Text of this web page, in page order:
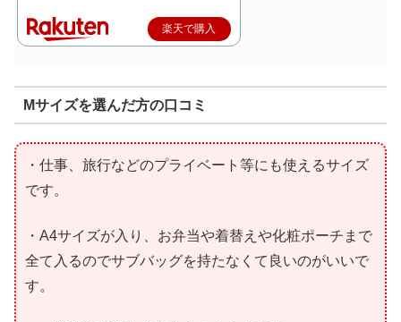
楽天で購入
Mサイズを選んだ方の口コミ
・仕事、旅行などのプライベート等にも使えるサイズ
です。
・A4サイズが入り、お弁当や着替えや化粧ポーチまで
全て入るのでサブバッグを持たなくて良いのがいいで
す。